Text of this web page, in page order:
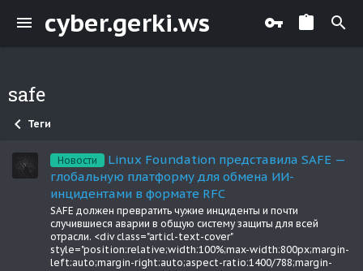
cyber.gerki.ws
safe
Теги
Новости
Linux Foundation представила SAFE —
глобальную платформу для обмена ИИ-
инцидентами в формате RFC
SAFE должен превратить чужие инциденты и почти
случившиеся аварии в общую систему защиты для всей
отрасли. <div class="articl-text-cover"
style="position:relative;width:100%;max-width:800px;margin-
left:auto;margin-right:auto;aspect-ratio:1400/788;margin-